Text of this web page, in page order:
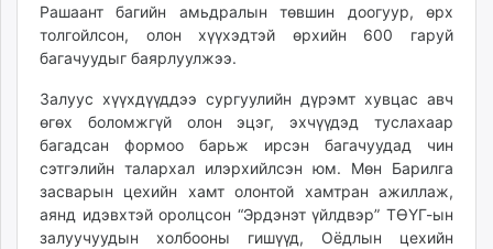
fact.mn
itoim.mn
tumen.mn
shuum.mn
times.mn
tvmongolia.mn
unegui.mn
assa.mn
Рашаант багийн амьдралын төвшин доогуур, өрх
толгойлсон, олон хүүхэдтэй өрхийн 600 гаруй
багачуудыг баярлуулжээ.
Залуус хүүхдүүддээ сургуулийн дүрэмт хувцас авч
өгөх боломжгүй олон эцэг, эхчүүдэд туслахаар
багадсан формоо барьж ирсэн багачуудад чин
сэтгэлийн талархал илэрхийлсэн юм. Мөн Барилга
засварын цехийн хамт олонтой хамтран ажиллаж,
аянд идэвхтэй оролцсон “Эрдэнэт үйлдвэр” ТӨҮГ-ын
залуучуудын холбооны гишүүд, Оёдлын цехийн